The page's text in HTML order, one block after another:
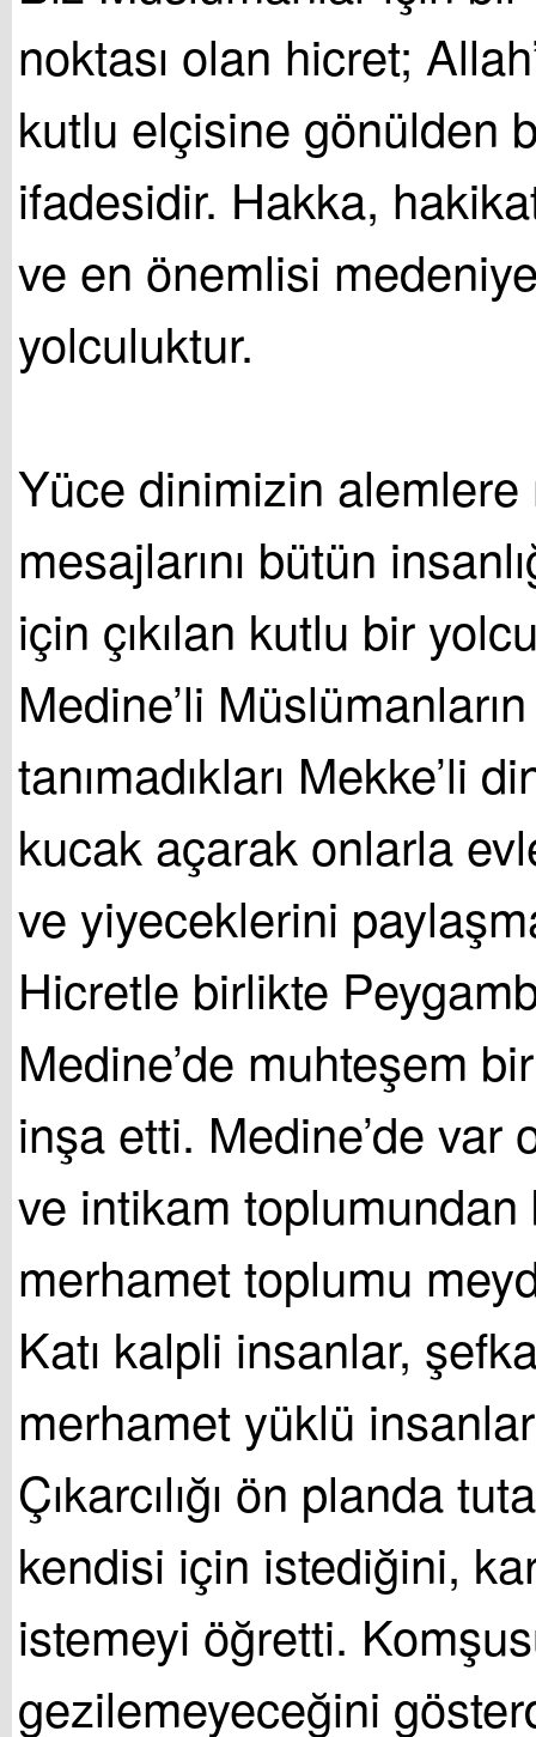
noktası olan hicret;
kutlu elçisine gönülden
ifadesidir. Hakka,
ve en önemlisi
yolculuktur.
Yüce dinimizin alemlere
mesajlarını bütün
için çıkılan kutlu bir
Medine’li
tanımadıkları Mekke’li
kucak açarak onlarla
ve yiyeceklerini
Hicretle birlikte
Medine’de muhteşem
inşa etti. Medine’de var
ve intikam toplumundan
merhamet toplumu
Katı kalpli insanlar,
merhamet yüklü
Çıkarcılığı ön planda
kendisi için istediğini,
istemeyi öğretti.
gezilemeyeceğini